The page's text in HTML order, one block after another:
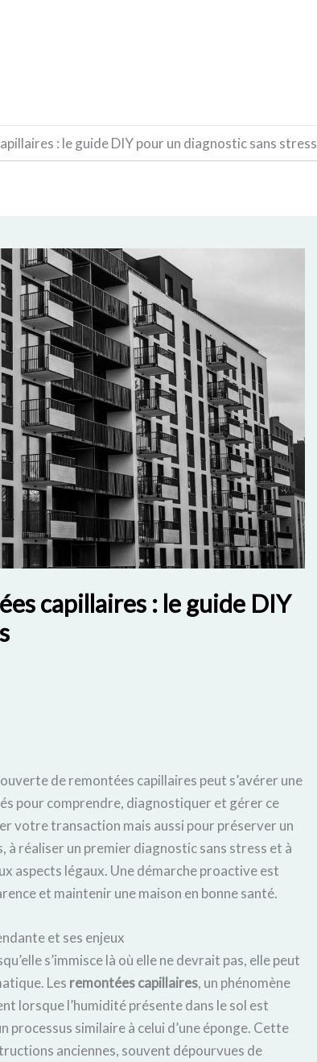
: le guide DIY pour un diagnostic sans stress
capillaires : le guide DIY
de remontées capillaires peut s’avérer une
pour comprendre, diagnostiquer et gérer ce
votre transaction mais aussi pour préserver un
réaliser un premier diagnostic sans stress et à
aspects légaux. Une démarche proactive est
et maintenir une maison en bonne santé.
et ses enjeux
s’immisce là où elle ne devrait pas, elle peut
Les remontées capillaires, un phénomène
lorsque l’humidité présente dans le sol est
processus similaire à celui d’une éponge. Cette
anciennes, souvent dépourvues de